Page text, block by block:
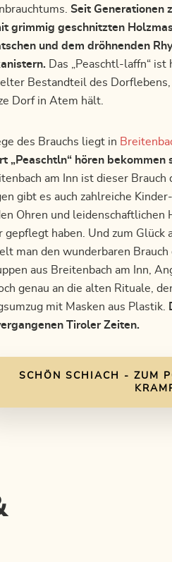
Seit Generationen
grimmig geschnitzten
und dem dröhnenden
Das „Peaschtl-laffn“
Bestandteil des
Dorf in Atem hält.
des Brauchs liegt in
„Peaschtln“ hören bekommen
am Inn ist dieser Brauch
gibt es auch zahlreiche
Ohren und leidenschaftlichen
gepflegt haben. Und zum Glück
man den wunderbaren
aus Breitenbach am Inn,
genau an die alten Rituale,
mit Masken aus Plastik.
Tiroler Zeiten.
SCHÖN SCHIACH - ZUM